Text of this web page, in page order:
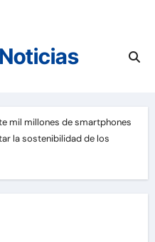
mil millones de smartphones
la sostenibilidad de los